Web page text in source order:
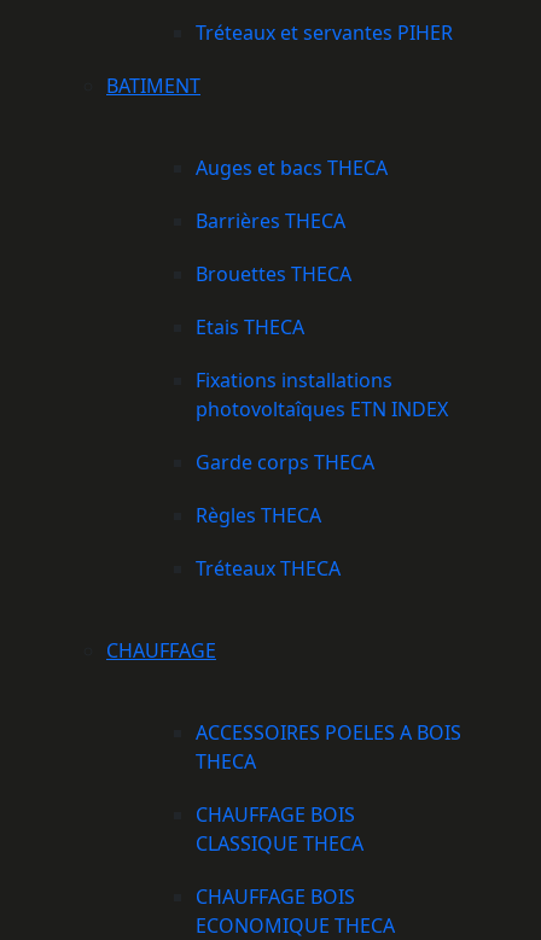
Tréteaux et servantes PIHER
BATIMENT
Auges et bacs THECA
Barrières THECA
Brouettes THECA
Etais THECA
Fixations installations
photovoltaîques ETN INDEX
Garde corps THECA
Règles THECA
Tréteaux THECA
CHAUFFAGE
ACCESSOIRES POELES A BOIS
THECA
CHAUFFAGE BOIS
CLASSIQUE THECA
CHAUFFAGE BOIS
ECONOMIQUE THECA